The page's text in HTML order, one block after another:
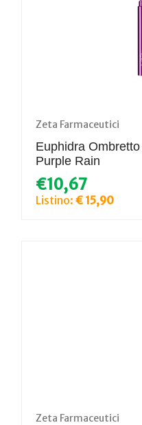
Zeta Farmaceutici
Euphidra
Purple Rain
€10,67
Listino: € 15,90
Zeta Farmaceutici